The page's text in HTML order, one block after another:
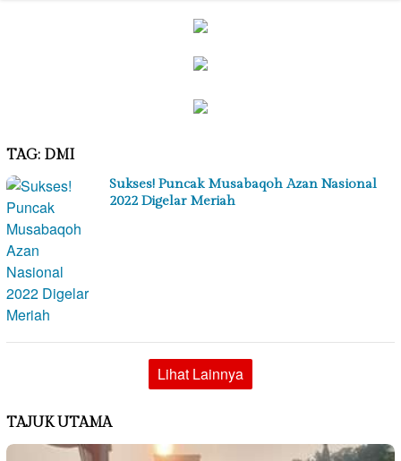
TAG: DMI
Sukses! Puncak Musabaqoh Azan Nasional
2022 Digelar Meriah
Lihat Lainnya
TAJUK UTAMA